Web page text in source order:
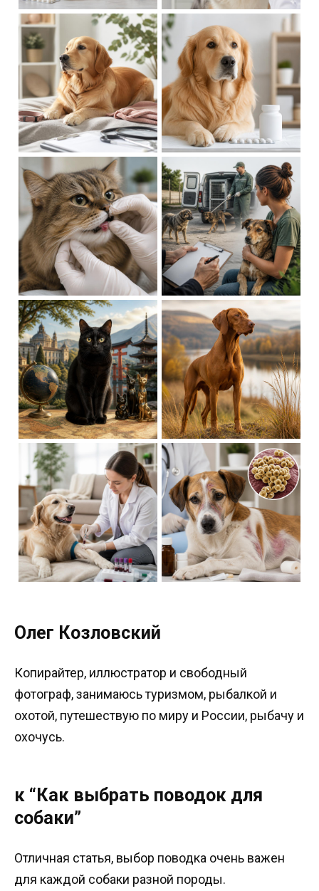
Олег Козловский
Копирайтер, иллюстратор и свободный
фотограф, занимаюсь туризмом, рыбалкой и
охотой, путешествую по миру и России, рыбачу и
охочусь.
к “Как выбрать поводок для
собаки”
Отличная статья, выбор поводка очень важен
для каждой собаки разной породы.